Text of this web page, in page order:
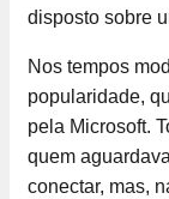
disposto sobre
Nos tempos
popularidade,
pela Microsoft.
quem
conectar, mas,